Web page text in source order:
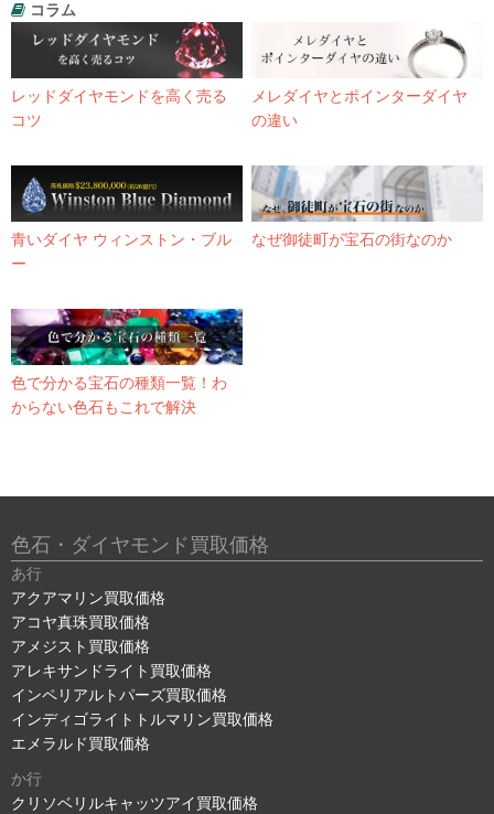
コラム
レッドダイヤモンドを高く売る
コツ
メレダイヤとポインターダイヤ
の違い
青いダイヤ ウィンストン・ブル
ー
なぜ御徒町が宝石の街なのか
色で分かる宝石の種類一覧！わ
からない色石もこれで解決
色石・ダイヤモンド買取価格
あ行
アクアマリン買取価格
アコヤ真珠買取価格
アメジスト買取価格
アレキサンドライト買取価格
インペリアルトパーズ買取価格
インディゴライトトルマリン買取価格
エメラルド買取価格
か行
クリソベリルキャッツアイ買取価格